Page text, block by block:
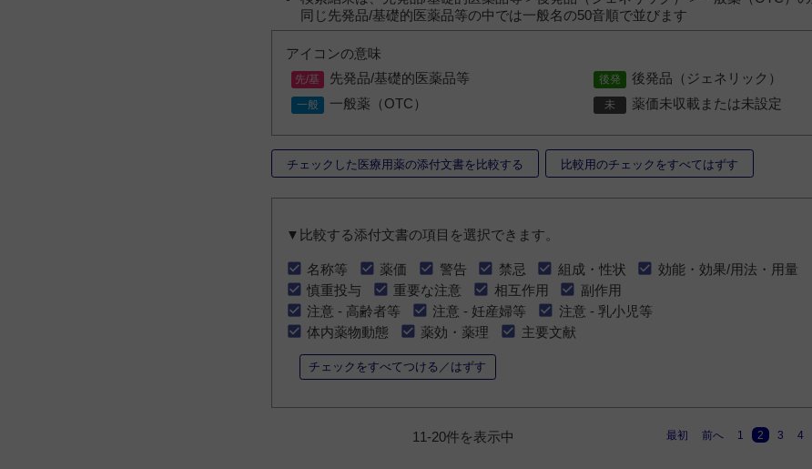
同じ先発品/基礎的医薬品等の中では一般名の50音順で並びます
アイコンの意味
先発品/基礎的医薬品等
後発品（ジェネリック）
一般薬（OTC）
薬価未収載または未設定
チェックした医療用薬の添付文書を比較する 比較用のチェックをすべてはずす
▼比較する添付文書の項目を選択できます。
名称等 薬価 警告 禁忌 組成・性状
効能・効果/用法・用量
慎重投与
重要な注意 相互作用
副作用
注意 - 高齢者等
注意 - 妊産婦等
注意 - 乳小児等
体内薬物動態
薬効・薬理 主要文献
チェックをすべてつける／はずす
11-20件を表示中 最初 前へ 1 2 3 4